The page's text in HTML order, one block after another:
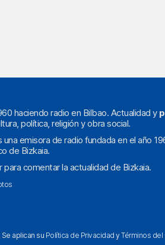
haciendo radio en Bilbao. Actualidad y
política, religión y obra social.
emisora de radio fundada en el año
de Bizkaia.
para comentar la actualidad de Bizkaia.
aplican su Política de Privacidad yTérminos del